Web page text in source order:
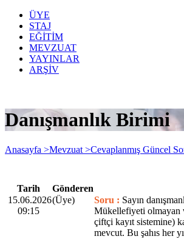
ÜYE
STAJ
EĞİTİM
MEVZUAT
YAYINLAR
ARŞİV
Danışmanlık Birimi
Anasayfa >Mevzuat >Cevaplanmış Güncel
Tarih
Gönderen
15.06.2026
09:15
(Üye) Soru : Sayın
Mükellefiyeti olmayan
çiftçi kayıt sistemine)
mevcut. Bu şahıs her